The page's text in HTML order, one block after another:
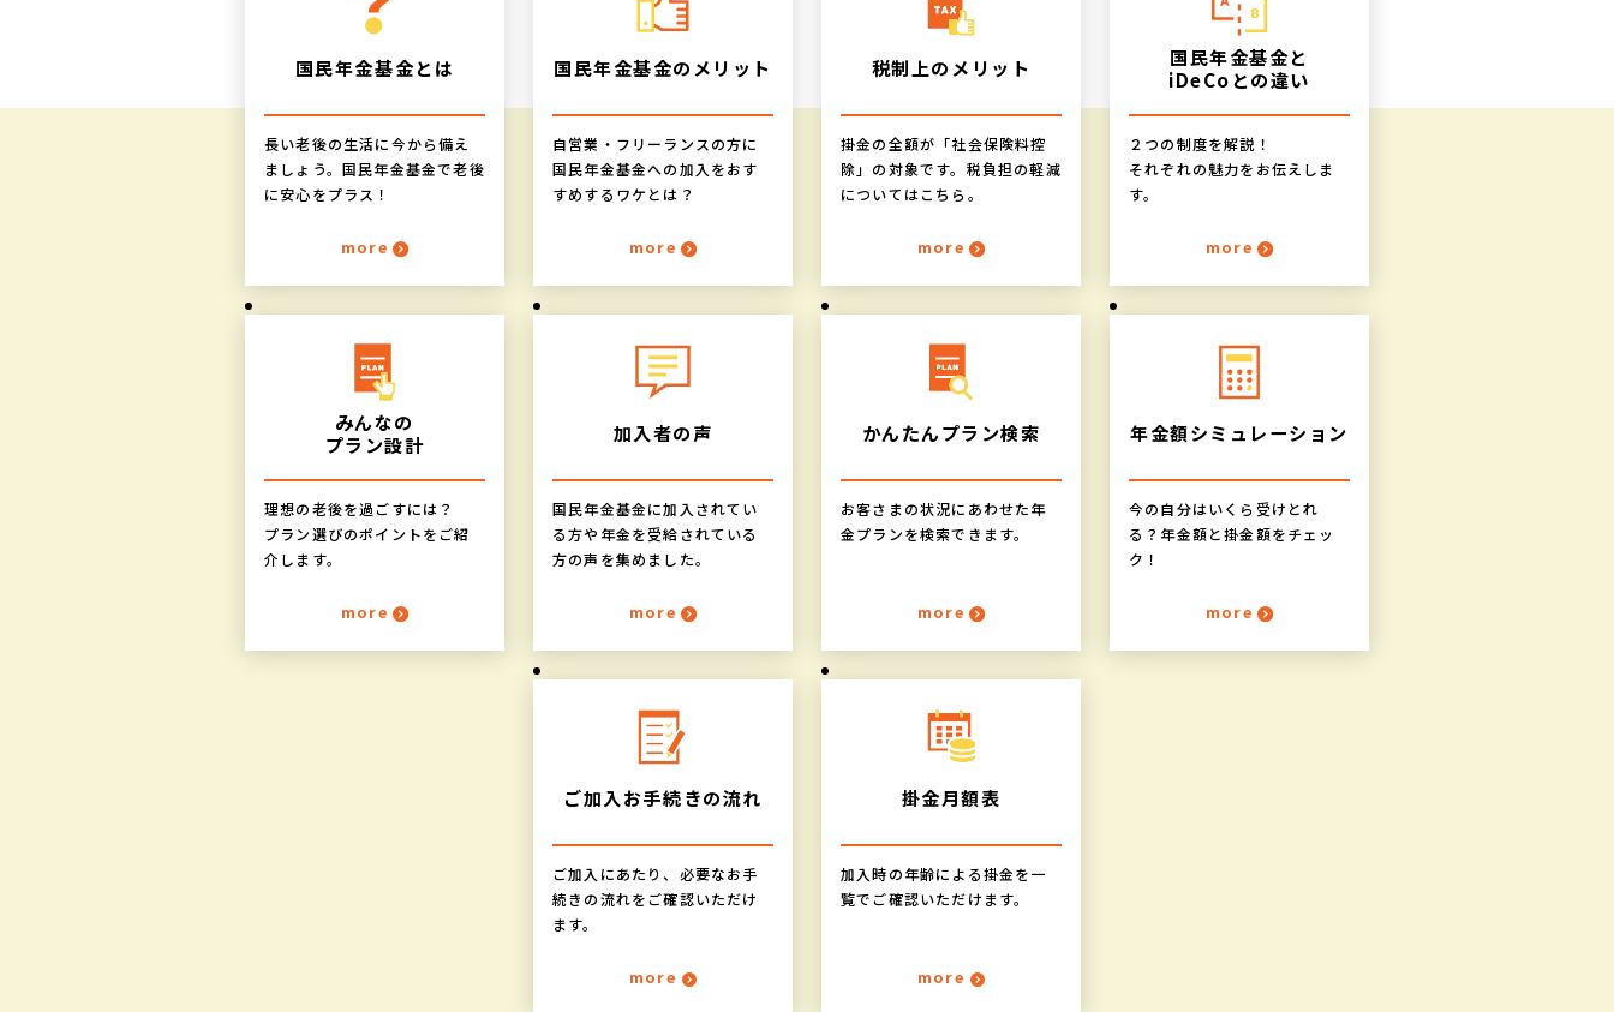
国民年金基金とは
長い老後の生活に今から備え
ましょう。国民年金基金で老後
に安心をプラス！
more
国民年金基金の メリット
自営業・フリーランスの方に
国民年金基金への加入をおす
すめするワケとは？
more
税制上の メリット
掛金の全額が「社会保険料控
除」の対象です。税負担の軽減
についてはこちら。
more
国民年金基金と
iDeCoとの違い
２つの制度を解説！
それぞれの魅力をお伝えしま
す。
more
みんなの
プラン設計
理想の老後を過ごすには？
プラン選びのポイントをご紹
介します。
more
加入者の声
国民年金基金に加入されてい
る方や年金を受給されている
方の声を集めました。
more
かんたんプラン検索
お客さまの状況にあわせた年
金プランを検索できます。
more
年金額シミュレーション
今の自分はいくら受けとれ
る？年金額と掛金額をチェッ
ク！
more
ご加入お手続きの流れ
ご加入にあたり、必要なお手
続きの流れをご確認いただけ
ます。
more
掛金月額表
加入時の年齢による掛金を一
覧でご確認いただけます。
more